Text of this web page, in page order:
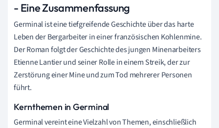
- Eine Zusammenfassung
Germinal ist eine tiefgreifende Geschichte über das harte
Leben der Bergarbeiter in einer französischen Kohlenmine.
Der Roman folgt der Geschichte des jungen Minenarbeiters
Etienne Lantier und seiner Rolle in einem Streik, der zur
Zerstörung einer Mine und zum Tod mehrerer Personen
führt.
Kernthemen in Germinal
Germinal vereint eine Vielzahl von Themen, einschließlich